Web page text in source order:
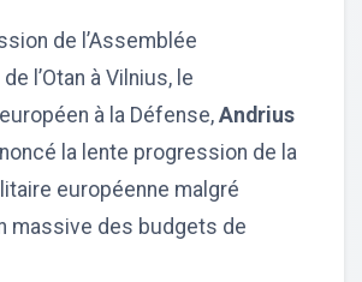
de l’Assemblée
l’Otan à Vilnius, le
à la Défense, Andrius
la lente progression de la
européenne malgré
massive des budgets de